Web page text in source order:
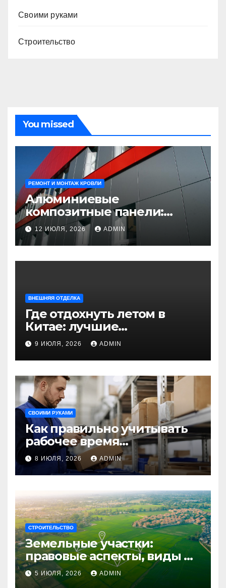
Своими руками
Строительство
You missed
РЕМОНТ И МОНТАЖ КРОВЛИ
Алюминиевые
композитные панели:
универсальное решение
для современного
строительства и дизайна
12 ИЮЛЯ, 2026 ADMIN
ВНЕШНЯЯ ОТДЕЛКА
Где отдохнуть летом в
Китае: лучшие
направления для
незабываемого
путешествия
9 ИЮЛЯ, 2026 ADMIN
СВОИМИ РУКАМИ
Как правильно учитывать
рабочее время
сотрудников: советы для
бизнеса
8 ИЮЛЯ, 2026 ADMIN
СТРОИТЕЛЬСТВО
Земельные участки:
правовые аспекты, виды и
возможности
использования
5 ИЮЛЯ, 2026 ADMIN